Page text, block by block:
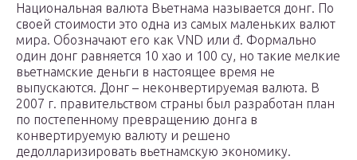
Национальная валюта Вьетнама называется донг. По
своей стоимости это одна из самых маленьких валют
мира. Обозначают его как VND или đ. Формально
один донг равняется 10 хао и 100 су, но такие мелкие
вьетнамские деньги в настоящее время не
выпускаются. Донг – неконвертируемая валюта. В
2007 г. правительством страны был разработан план
по постепенному превращению донга в
конвертируемую валюту и решено
дедолларизировать вьетнамскую экономику.